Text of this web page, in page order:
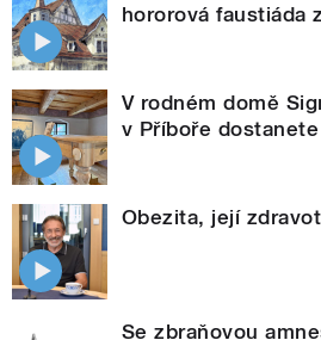
hororová faustiáda
V rodném domě
v Příboře
Obezita, její
Se zbraňovou